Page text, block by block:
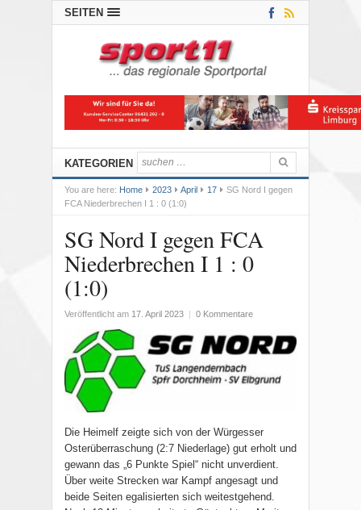
SEITEN
KATEGORIEN
You are here: Home 2023 April 17
SG Nord I gegen
FCA Niederbrechen I 1 : 0 (1:0)
SG Nord I gegen FCA
Niederbrechen I 1 : 0
(1:0)
Veröffentlicht am 17. April 2023 0 Kommentare
Die Heimelf zeigte sich von der Würgesser
Osterüberraschung (2:7 Niederlage) gut erholt und
gewann das „6 Punkte Spiel“ nicht unverdient.
Über weite Strecken war Kampf angesagt und
beide Seiten egalisierten sich weitestgehend.